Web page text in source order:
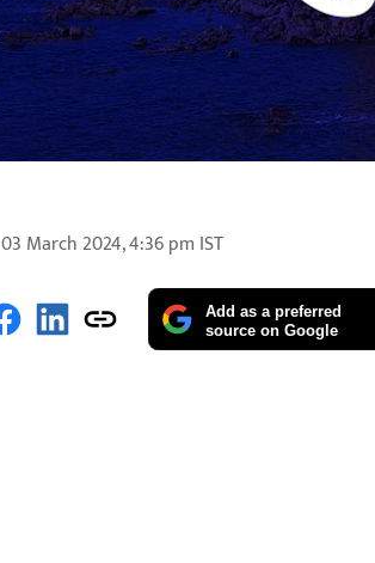
03 March 2024, 4:36 pm IST
Add as a preferred
source on Google